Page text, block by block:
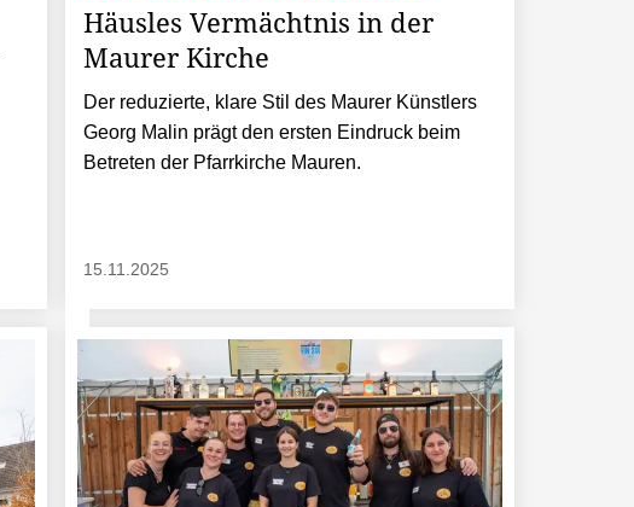
Häusles Vermächtnis in der
Maurer Kirche
Der reduzierte, klare Stil des Maurer Künstlers
Georg Malin prägt den ersten Eindruck beim
Betreten der Pfarrkirche Mauren.
15.11.2025